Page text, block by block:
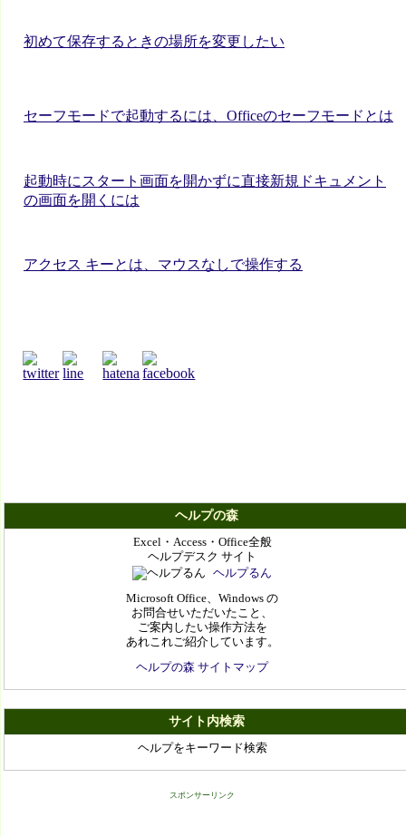
初めて保存するときの場所を変更したい
セーフモードで起動するには、Officeのセーフモードとは
起動時にスタート画面を開かずに直接新規ドキュメント
の画面を開くには
アクセス キーとは、マウスなしで操作する
ヘルプの森
Excel・Access・Office全般
ヘルプデスク サイト
ヘルプるん
Microsoft Office、Windows の
お問合せいただいたこと、
ご案内したい操作方法を
あれこれご紹介しています。
ヘルプの森 サイトマップ
サイト内検索
ヘルプをキーワード検索
スポンサーリンク